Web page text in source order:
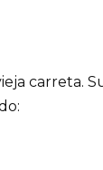
carreta.